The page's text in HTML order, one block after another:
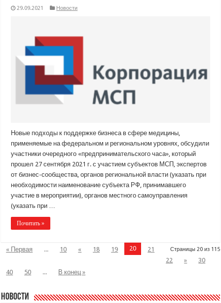
29.09.2021 Новости
Новые подходы к поддержке бизнеса в сфере медицины,
применяемые на федеральном и региональном уровнях, обсудили
участники очередного «предпринимательского часа», который
прошел 27 сентября 2021 г. с участием субъектов МСП, экспертов
от бизнес-сообщества, органов региональной власти (указать при
необходимости наименование субъекта РФ, принимавшего
участие в мероприятии), органов местного самоуправления
(указать при …
Почитать »
Страницы 20 из 115
« Первая ... 10 « 18 19 20
21
22
»
30
40
50 ... В конец »
Новости